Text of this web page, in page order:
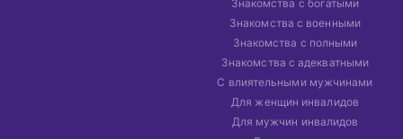
Знакомства с богатыми
Знакомства с военными
Знакомства с полными
Знакомства с адекватными
С влиятельными мужчинами
Для женщин инвалидов
Для мужчин инвалидов